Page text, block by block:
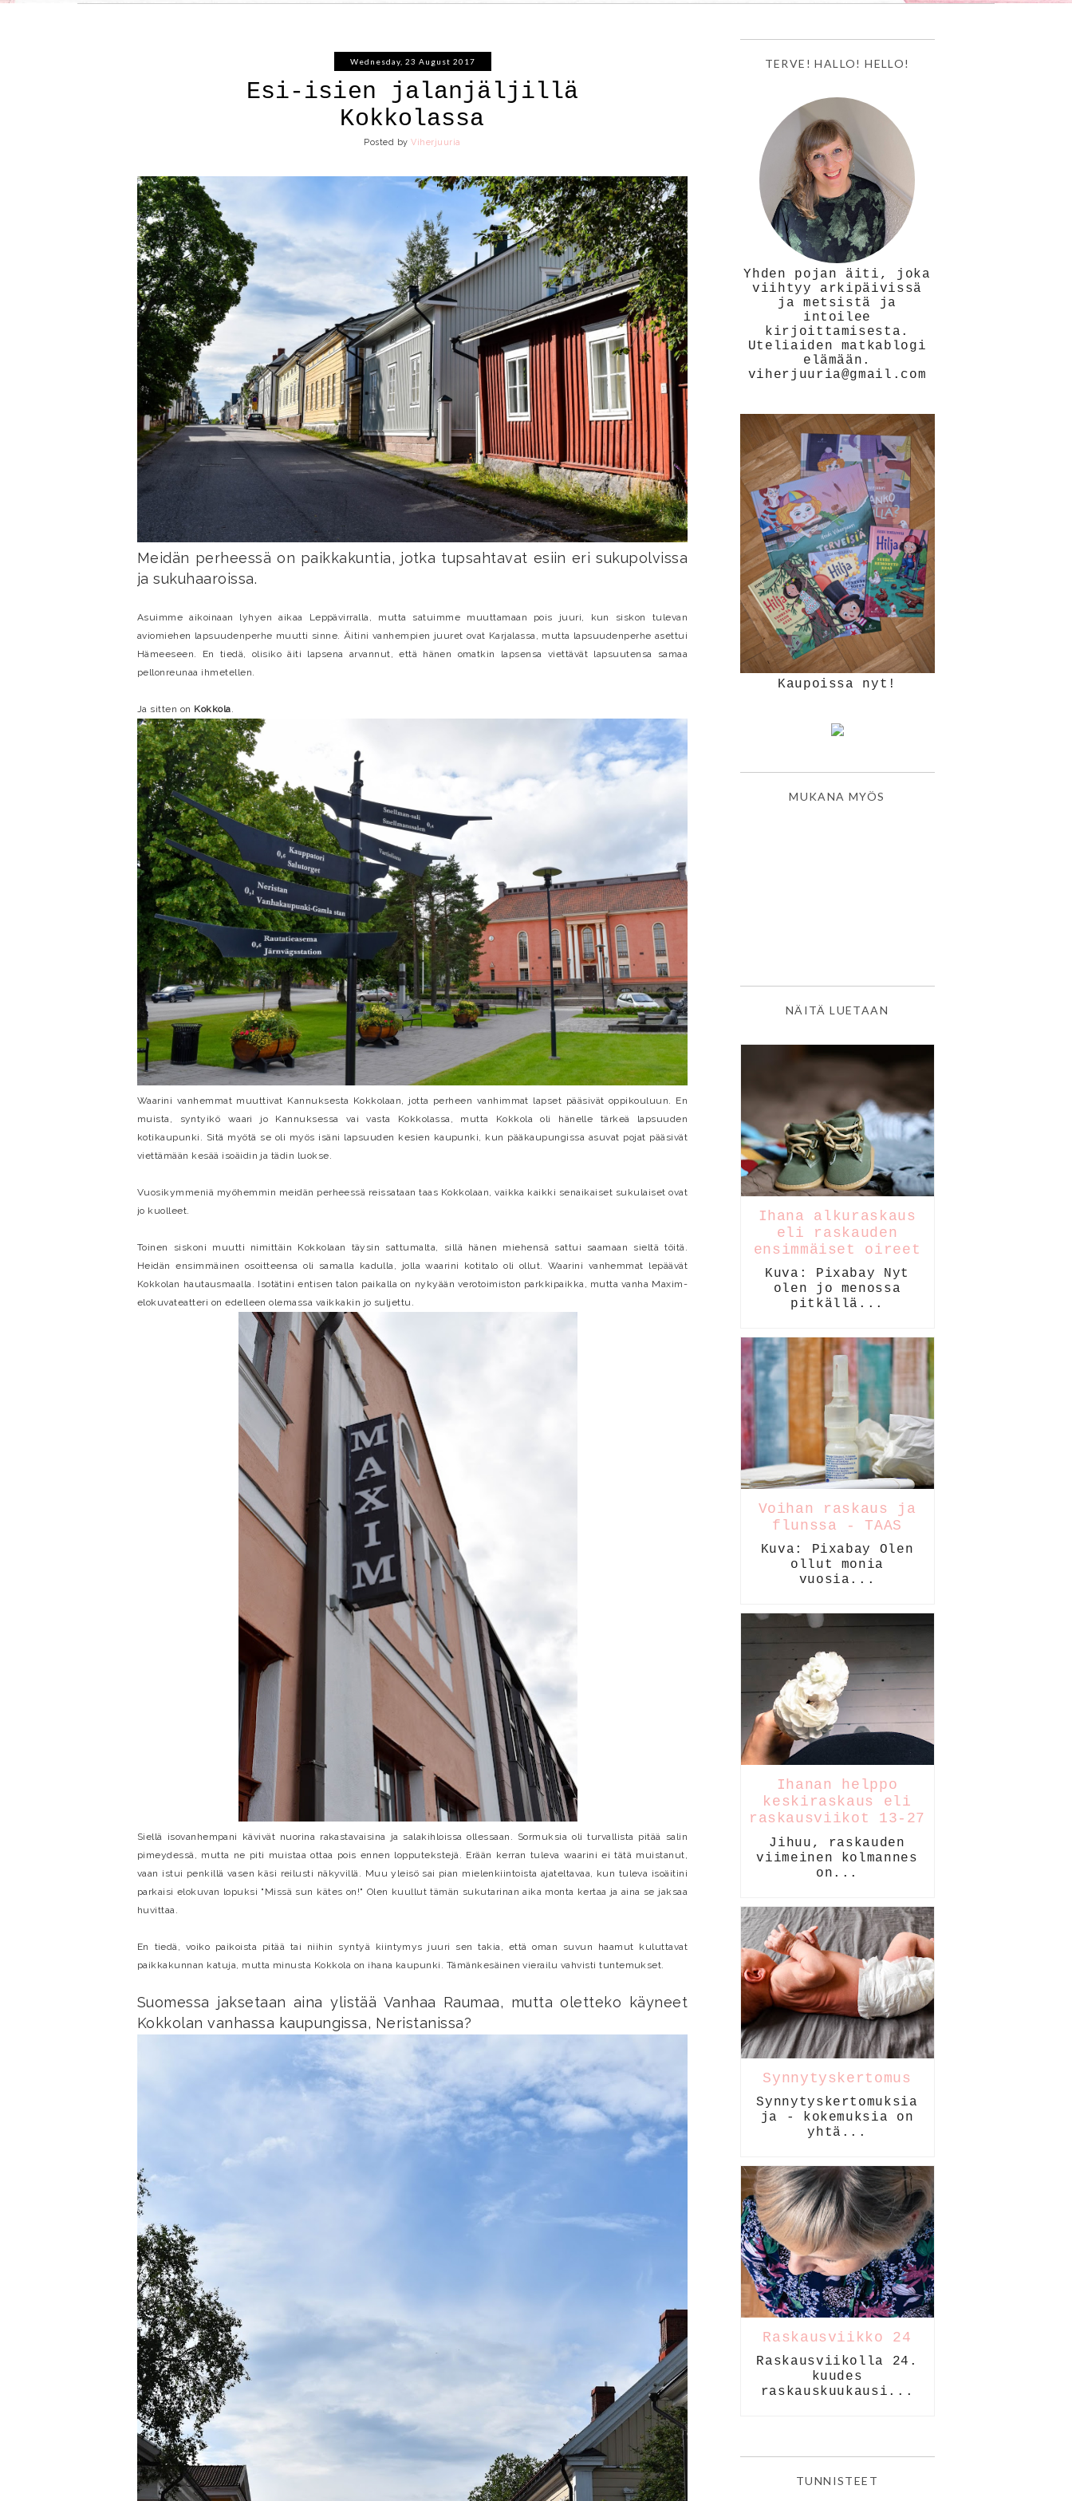
Wednesday, 23 August 2017
Esi-isien jalanjäljillä
Kokkolassa
Posted byViherjuuria
Meidän perheessä on paikkakuntia, jotka tupsahtavat esiin eri sukupolvissa
ja sukuhaaroissa.
Asuimme aikoinaan lyhyen aikaa Leppävirralla, mutta satuimme muuttamaan pois juuri, kun siskon tulevan
aviomiehen lapsuudenperhe muutti sinne. Äitini vanhempien juuret ovat Karjalassa, mutta lapsuudenperhe asettui
Hämeeseen. En tiedä, olisiko äiti lapsena arvannut, että hänen omatkin lapsensa viettävät lapsuutensa samaa
pellonreunaa ihmetellen.
Ja sitten on Kokkola.
Waarini vanhemmat muuttivat Kannuksesta Kokkolaan, jotta perheen vanhimmat lapset pääsivät oppikouluun. En
muista, syntyikö waari jo Kannuksessa vai vasta Kokkolassa, mutta Kokkola oli hänelle tärkeä lapsuuden
kotikaupunki. Sitä myötä se oli myös isäni lapsuuden kesien kaupunki, kun pääkaupungissa asuvat pojat pääsivät
viettämään kesää isoäidin ja tädin luokse.
Vuosikymmeniä myöhemmin meidän perheessä reissataan taas Kokkolaan, vaikka kaikki senaikaiset sukulaiset ovat
jo kuolleet.
Toinen siskoni muutti nimittäin Kokkolaan täysin sattumalta, sillä hänen miehensä sattui saamaan sieltä töitä.
Heidän ensimmäinen osoitteensa oli samalla kadulla, jolla waarini kotitalo oli ollut. Waarini vanhemmat lepäävät
Kokkolan hautausmaalla. Isotätini entisen talon paikalla on nykyään verotoimiston parkkipaikka, mutta vanha Maxim-
elokuvateatteri on edelleen olemassa vaikkakin jo suljettu.
Siellä isovanhempani kävivät nuorina rakastavaisina ja salakihloissa ollessaan. Sormuksia oli turvallista pitää salin
pimeydessä, mutta ne piti muistaa ottaa pois ennen lopputekstejä. Erään kerran tuleva waarini ei tätä muistanut,
vaan istui penkillä vasen käsi reilusti näkyvillä. Muu yleisö sai pian mielenkiintoista ajateltavaa, kun tuleva isoäitini
parkaisi elokuvan lopuksi "Missä sun kätes on!" Olen kuullut tämän sukutarinan aika monta kertaa ja aina se jaksaa
huvittaa.
En tiedä, voiko paikoista pitää tai niihin syntyä kiintymys juuri sen takia, että oman suvun haamut kuluttavat
paikkakunnan katuja, mutta minusta Kokkola on ihana kaupunki. Tämänkesäinen vierailu vahvisti tuntemukset.
Suomessa jaksetaan aina ylistää Vanhaa Raumaa, mutta oletteko käyneet
Kokkolan vanhassa kaupungissa, Neristanissa?
TERVE! HALLO! HELLO!
Yhden pojan äiti, joka
viihtyy arkipäivissä
ja metsistä ja
intoilee
kirjoittamisesta.
Uteliaiden matkablogi
elämään.
viherjuuria@gmail.com
Kaupoissa nyt!
MUKANA MYÖS
NÄITÄ LUETAAN
Ihana alkuraskaus
eli raskauden
ensimmäiset oireet
Kuva: Pixabay Nyt
olen jo menossa
pitkällä...
Voihan raskaus ja
flunssa - TAAS
Kuva: Pixabay Olen
ollut monia
vuosia...
Ihanan helppo
keskiraskaus eli
raskausviikot 13-27
Jihuu, raskauden
viimeinen kolmannes
on...
Synnytyskertomus
Synnytyskertomuksia
ja - kokemuksia on
yhtä...
Raskausviikko 24
Raskausviikolla 24.
kuudes
raskauskuukausi...
TUNNISTEET